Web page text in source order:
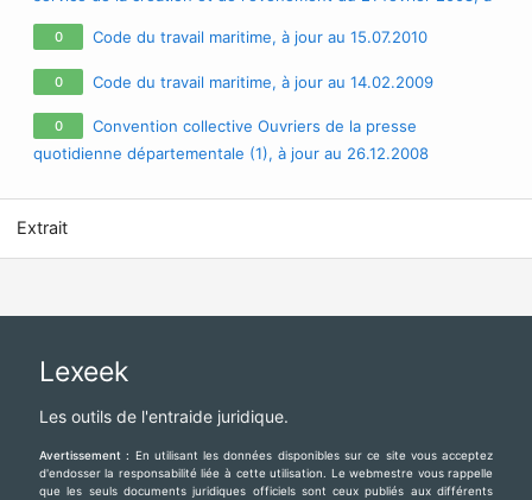
jour au 27.04.2009
0 Code du travail maritime, à jour au 15.07.2010
0 Code du travail maritime, à jour au 14.02.2009
0
Convention collective Ouvriers de la presse
quotidienne départementale (1), à jour au 26.12.2008
Extrait
Lexeek
Les outils de l'entraide juridique.
Avertissement : En utilisant les données disponibles sur ce site vous acceptez
d'endosser la responsabilité liée à cette utilisation. Le webmestre vous rappelle
que les seuls documents juridiques officiels sont ceux publiés aux différents